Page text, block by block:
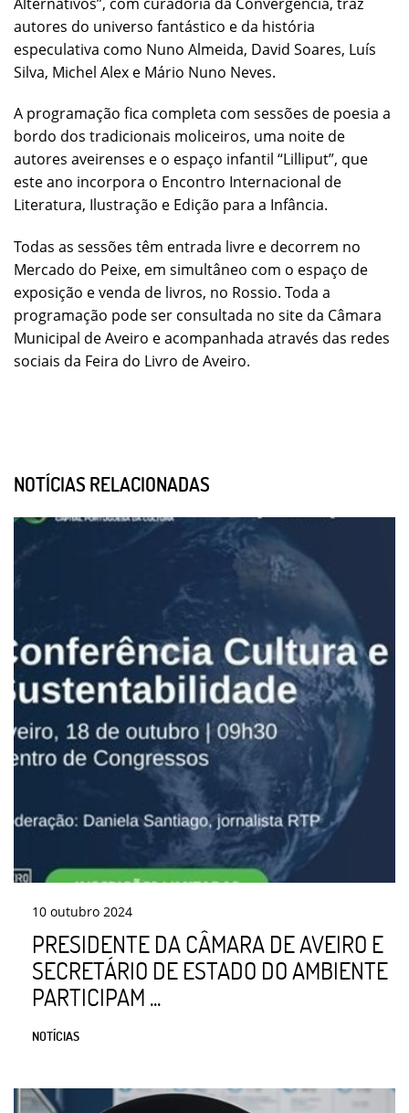
autores do universo fantástico e da história
especulativa como Nuno Almeida, David Soares, Luís
Silva, Michel Alex e Mário Nuno Neves.
A programação fica completa com sessões de poesia a
bordo dos tradicionais moliceiros, uma noite de
autores aveirenses e o espaço infantil “Lilliput”, que
este ano incorpora o Encontro Internacional de
Literatura, Ilustração e Edição para a Infância.
Todas as sessões têm entrada livre e decorrem no
Mercado do Peixe, em simultâneo com o espaço de
exposição e venda de livros, no Rossio. Toda a
programação pode ser consultada no site da Câmara
Municipal de Aveiro e acompanhada através das redes
sociais da Feira do Livro de Aveiro.
NOTÍCIAS RELACIONADAS
10 outubro 2024
PRESIDENTE DA CÂMARA DE AVEIRO E
SECRETÁRIO DE ESTADO DO AMBIENTE
PARTICIPAM ...
NOTÍCIAS